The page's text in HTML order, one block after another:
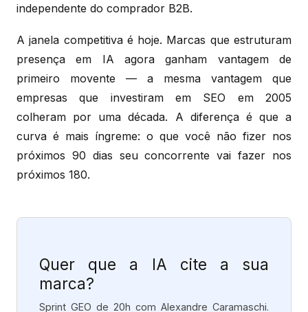
independente do comprador B2B.
A janela competitiva é hoje. Marcas que estruturam
presença em IA agora ganham vantagem de
primeiro movente — a mesma vantagem que
empresas que investiram em SEO em 2005
colheram por uma década. A diferença é que a
curva é mais íngreme: o que você não fizer nos
próximos 90 dias seu concorrente vai fazer nos
próximos 180.
Quer que a IA cite a sua
marca?
Sprint GEO de 20h com Alexandre Caramaschi.